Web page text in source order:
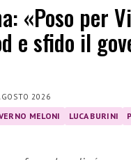
«Poso per
e sfido il
2026
MELONI LUCA BURINI